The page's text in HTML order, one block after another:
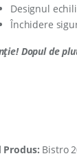
Designul
Închidere
Dopul de
Produs: Bistro